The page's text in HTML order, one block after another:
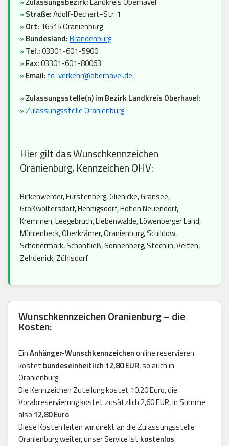
»Straße:Adolf-Dechert-Str. 1
»Ort: 16515 Oranienburg
»Bundesland:Brandenburg
»Tel.:03301-601-5900
»Fax:03301-601-80063
»Email: fd-verkehr@oberhavel.de
»Zulassungsstelle(n) im Bezirk Landkreis Oberhavel:
»Zulassungsstelle Oranienburg
Hier gilt das Wunschkennzeichen
Oranienburg, Kennzeichen OHV:
Birkenwerder, Fürstenberg, Glienicke, Gransee,
Großwoltersdorf, Hennigsdorf, Hohen Neuendorf,
Kremmen, Leegebruch, Liebenwalde, Löwenberger Land,
Mühlenbeck, Oberkrämer, Oranienburg, Schildow,
Schönermark, Schönfließ, Sonnenberg, Stechlin, Velten,
Zehdenick, Zühlsdorf
Wunschkennzeichen Oranienburg – die
Kosten:
EinAnhänger-Wunschkennzeichenonline reservieren
kostet bundeseinheitlich 12,80 EUR, so auch in
Oranienburg.
Die Kennzeichen Zuteilung kostet 10.20 Euro, die
Vorabreservierung kostet zusätzlich 2,60 EUR, in Summe
also 12,80 Euro.
Diese Kosten leiten wir direkt an die Zulassungsstelle
Oranienburg weiter, unser Service ist kostenlos.